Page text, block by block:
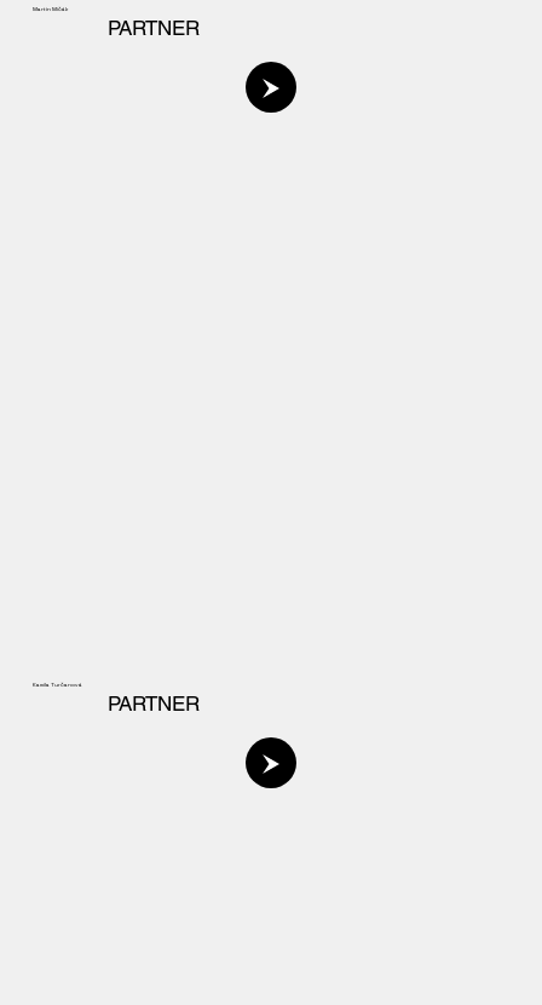
Martin Mičák
PARTNER
Kamila Turčanová
PARTNER